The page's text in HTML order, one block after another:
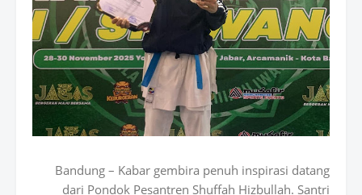
Bandung – Kabar gembira penuh inspirasi datang
dari Pondok Pesantren Shuffah Hizbullah. Santri